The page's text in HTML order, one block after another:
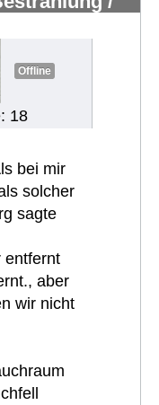
Offline
18
bei mir
solcher
sagte
entfernt
aber
wir nicht